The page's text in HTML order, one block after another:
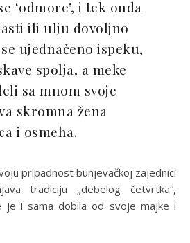
‘odmore’, i tek onda
ili ulju dovoljno
ujednačeno ispeku,
spolja, a meke
sa mnom svoje
skromna žena
i osmeha.
pripadnost bunjevačkoj zajednici
tradiciju „debelog četvrtka“,
je i sama dobila od svoje majke i